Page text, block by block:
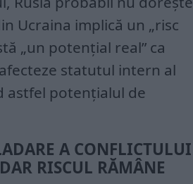
Ucraina implică un „risc
„un potențial real” ca
statutul intern al
astfel potențialul de
A CONFLICTULUI
RISCUL RĂMÂNE